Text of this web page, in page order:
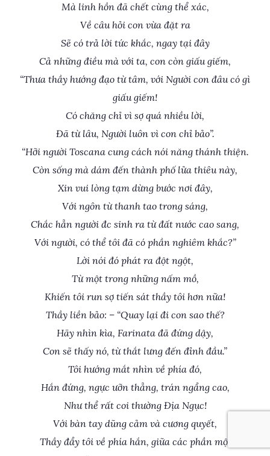
Mà linh hồn đã chết cùng thể xác,
Về câu hỏi con vừa đặt ra
Sẽ có trả lời tức khắc, ngay tại đây
Cả những điều mà với ta, con còn giấu giếm,
“Thưa thầy hướng đạo từ tâm, với Người con đâu có gì
giấu giếm!
Có chăng chỉ vì sợ quá nhiều lời,
Đã từ lâu, Người luôn vì con chỉ bảo”.
“Hỡi người Toscana cung cách nói năng thánh thiện.
Còn sống mà dám đến thành phố lửa thiêu này,
Xin vui lòng tạm dừng bước nơi đây,
Với ngôn từ thanh tao trong sáng,
Chắc hẳn người đc sinh ra từ đất nước cao sang,
Với người, có thể tôi đã có phần nghiêm khắc?”
Lời nói đó phát ra đột ngột,
Từ một trong những nấm mồ,
Khiến tôi run sợ tiến sát thầy tôi hơn nữa!
Thầy liền bảo: – “Quay lại đi con sao thế?
Hãy nhìn kìa, Farinata đã đứng dậy,
Con sẽ thấy nó, từ thắt lưng đến đỉnh đầu.”
Tôi hướng mắt nhìn về phía đó,
Hắn đứng, ngực ưỡn thẳng, trán ngẩng cao,
Như thể rất coi thường Địa Ngục!
Với bàn tay dũng cảm và cương quyết,
Thầy đẩy tôi về phía hắn, giữa các phần mộ,